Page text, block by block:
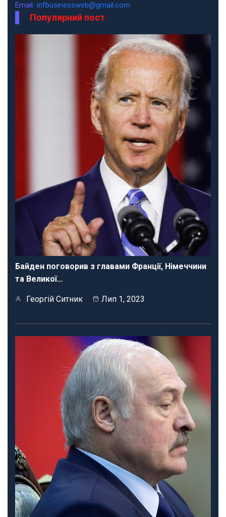
Email: infbusinessweb@gmail.com
Популярний пост
Байден поговорив з главами Франції, Німеччини
та Великої…
Георгій Ситник Лип 1, 2023